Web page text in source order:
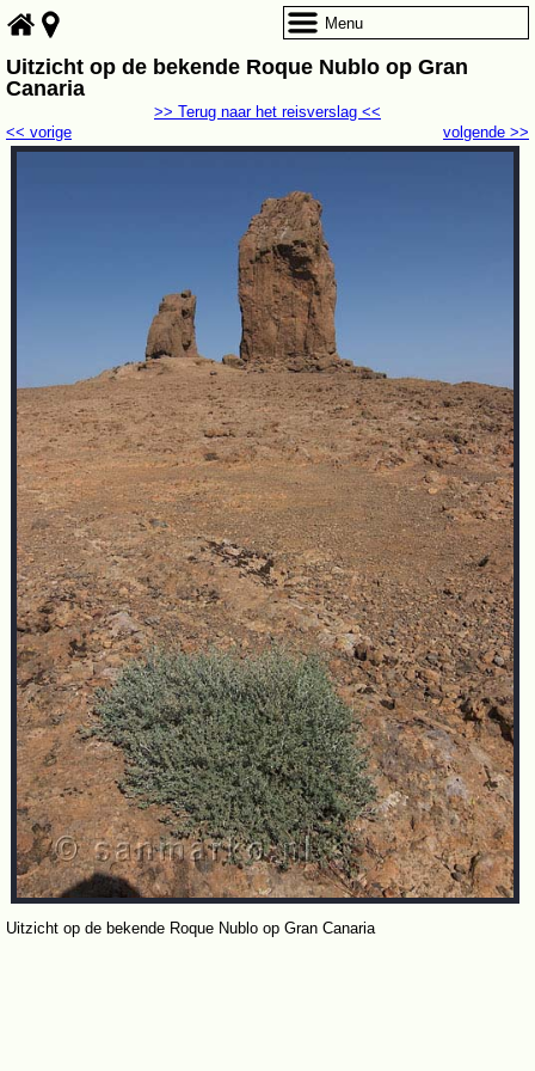
Uitzicht op de bekende Roque Nublo op Gran
Canaria
volgende >>
<< vorige
>> Terug naar het reisverslag <<
Uitzicht op de bekende Roque Nublo op Gran Canaria
Menu